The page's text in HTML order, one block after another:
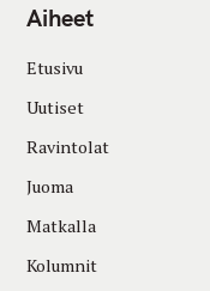
Aiheet
Etusivu
Uutiset
Ravintolat
Juoma
Matkalla
Kolumnit